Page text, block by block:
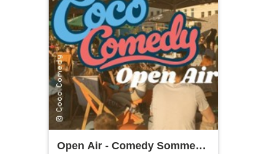
Open Air - Comedy Sommer